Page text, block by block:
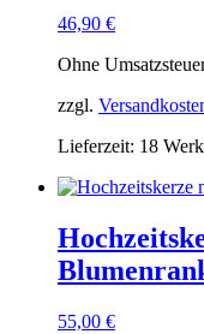
46,90 €
Ohne
zzgl.
Lieferzeit: 18
55,00 €